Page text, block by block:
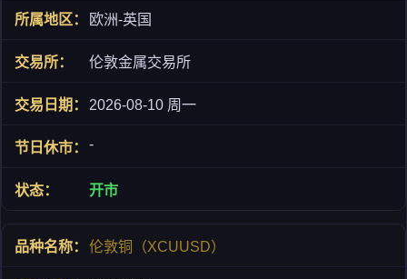
欧洲-英国
伦敦金属交易所
2026-08-10 周一
-
开市
伦敦铜（XCUUSD）